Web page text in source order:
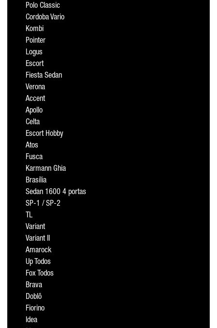
Polo Classic
Cordoba Vario
Kombi
Pointer
Logus
Escort
Fiesta Sedan
Verona
Accent
Apollo
Celta
Escort Hobby
Atos
Fusca
Karmann Ghia
Brasília
Sedan 1600 4 portas
SP-1 / SP-2
TL
Variant
Variant II
Amarock
Up Todos
Fox Todos
Brava
Doblô
Fiorino
Idea